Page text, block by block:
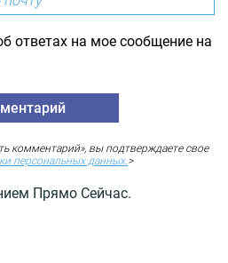
ответах на мое сообщение на
комментарий», вы подтверждаете свое
персональных данных.>
Прямо Сейчас.